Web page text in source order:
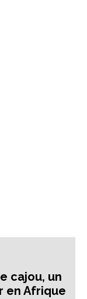
cajou, un
en Afrique